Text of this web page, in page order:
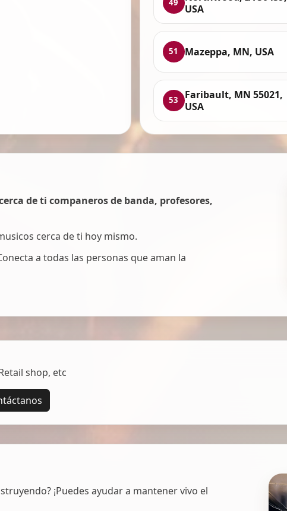
49
USA
51 Mazeppa, MN, USA
53
Faribault, MN 55021,
USA
de ti companeros de banda, profesores,
cerca de ti hoy mismo.
a todas las personas que aman la
shop, etc
¡Puedes ayudar a mantener vivo el